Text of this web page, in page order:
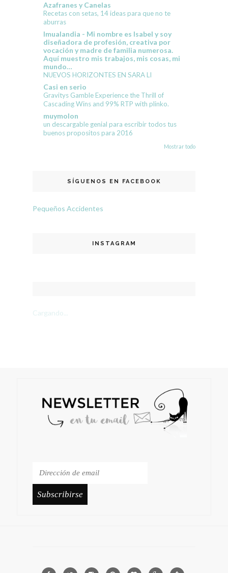
Azafranes y Canelas
Recetas con setas, 14 ideas para que no te
aburras
Imualandia - Mi nombre es Isabel y soy
diseñadora de profesión, creativa por
vocación y madre de familia numerosa.
Aquí muestro mis trabajos, mis cosas, mi
mundo…
NUEVOS HORIZONTES EN SARA LI
Casi en serio
Gravitys Gamble Experience the Thrill of
Cascading Wins and 99% RTP with plinko.
muymolon
un descargable genial para escribir todos tus
buenos propositos para 2016
Mostrar todo
SÍGUENOS EN FACEBOOK
Pequeños Accidentes
INSTAGRAM
Cargando...